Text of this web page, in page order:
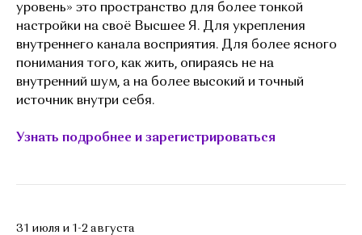
уровень» это пространство для более тонкой
настройки на своё Высшее Я. Для укрепления
внутреннего канала восприятия. Для более ясного
понимания того, как жить, опираясь не на
внутренний шум, а на более высокий и точный
источник внутри себя.
Узнать подробнее и зарегистрироваться
31 июля и 1-2 августа